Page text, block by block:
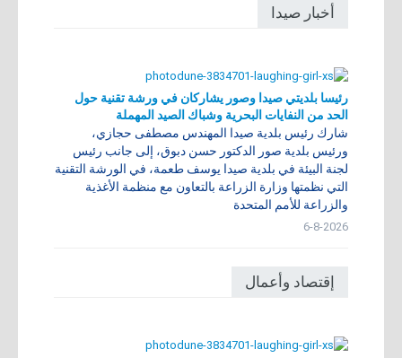
أخبار صيدا
رئيسا بلديتي صيدا وصور يشاركان في ورشة تقنية حول
الحد من النفايات البحرية وشباك الصيد المهملة
شارك رئيس بلدية صيدا المهندس مصطفى حجازي،
ورئيس بلدية صور الدكتور حسن دبوق، إلى جانب رئيس
لجنة البيئة في بلدية صيدا يوسف طعمة، في الورشة التقنية
التي نظمتها وزارة الزراعة بالتعاون مع منظمة الأغذية
والزراعة للأمم المتحدة
6-8-2026
إقتصاد وأعمال